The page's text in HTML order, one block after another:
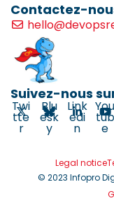
Contactez-
Suivez-nous
Twi
tte
r
Blu
esk
y
Link
edi
n
You
tub
e
Legal notice
© 2023 Infopro